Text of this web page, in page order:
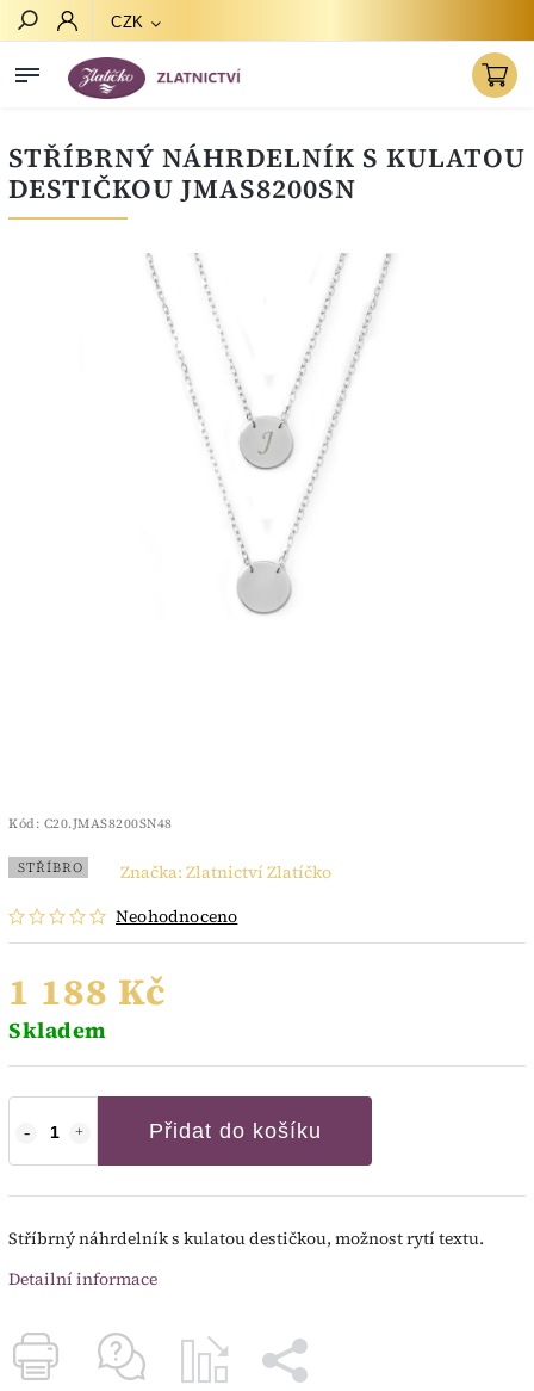
CZK
STŘÍBRNÝ NÁHRDELNÍK S KULATOU
DESTIČKOU JMAS8200SN
Kód: C20.JMAS8200SN48
STŘÍBRO
Neohodnoceno
Značka: Zlatnictví Zlatíčko
1 188 Kč
Skladem
Přidat do košíku
Stříbrný náhrdelník s kulatou destičkou, možnost rytí textu.
Detailní informace